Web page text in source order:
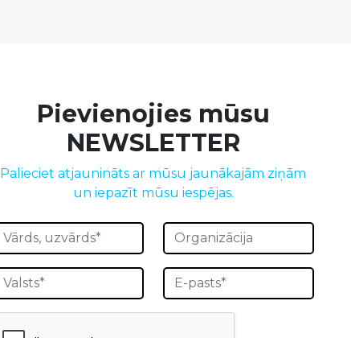
Pievienojies mūsu
NEWSLETTER
Palieciet atjaunināts ar mūsu jaunākajām ziņām
un iepazīt mūsu iespējas.